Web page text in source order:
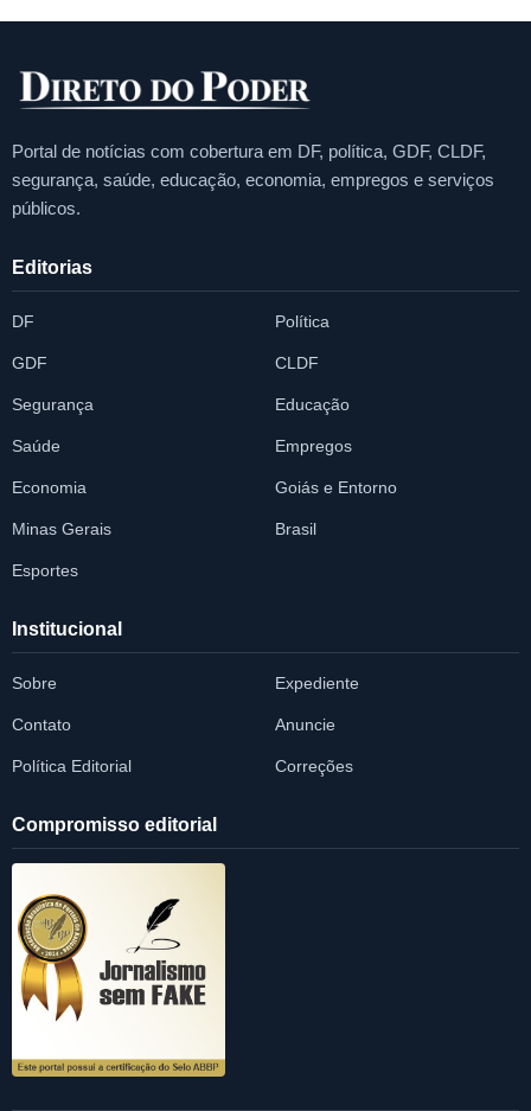
Portal de notícias com cobertura em DF, política, GDF, CLDF,
segurança, saúde, educação, economia, empregos e serviços
públicos.
Editorias
DF Política
GDF CLDF
Segurança Educação
Saúde Empregos
Economia Goiás e Entorno
Minas Gerais Brasil
Esportes
Institucional
Sobre Expediente
Contato Anuncie
Política Editorial Correções
Compromisso editorial